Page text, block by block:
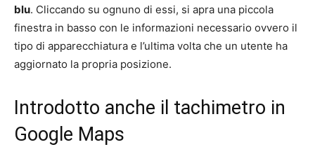
blu. Cliccando su ognuno di essi, si apra una piccola
finestra in basso con le informazioni necessario ovvero il
tipo di apparecchiatura e l’ultima volta che un utente ha
aggiornato la propria posizione.
Introdotto anche il tachimetro in
Google Maps